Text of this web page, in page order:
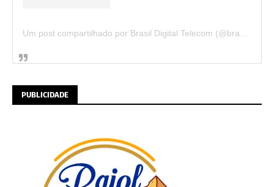
Um post compartilhado por Brasil Digital Telecom (@brasildigitaltelecom)
PUBLICIDADE